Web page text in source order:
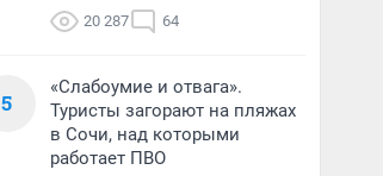
20 287 64
5
«Слабоумие и отвага».
Туристы загорают на пляжах
в Сочи, над которыми
работает ПВО